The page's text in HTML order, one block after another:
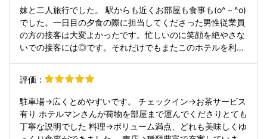
さんが案内してくれて親切でした。 写真では布団がダサく見
えましたが、すべて新しく白く変わったようです。 朝食は含
まれていなかったので当日支払いしましたが、美味しかった
ですし、1階のショップの雰囲気も本当に良かったです。 -
少し気になる点は、駅に近いビルの1階がホテルではなく商
台の水の味が少し気になりました。 屋上のジャグジーには虫
良かったので、それで満足でした。
妹と二人旅行でした。 駅からも近くお部屋も食事も(o^－^o)
でした。一日目の夕食の際に担当してくださった男性従業員
の方の接客は大変よかったです。忙しいのに笑顔を絶やさな
いでの接客には◎です。それだけでもまたこのホテルを利用
評価：
駐車場→広くとめやすいです。 チェックイン→お茶サービス
有り ホテルマンさんが荷物を部屋まで運んでくださりとても
丁寧な説明でした 料理→ボリューム満点、どれも美味しくゆ